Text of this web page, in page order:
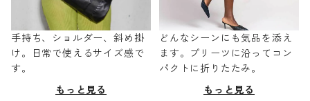
手持ち、ショルダー、斜め掛
け。日常で使えるサイズ感で
す。
もっと見る
どんなシーンにも気品を添え
ます。プリーツに沿ってコン
パクトに折りたたみ。
もっと見る